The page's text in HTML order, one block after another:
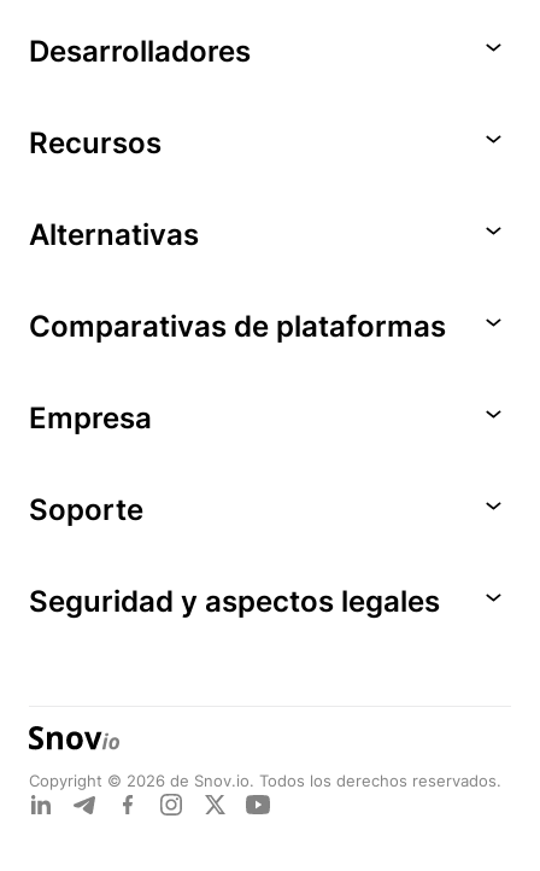
Desarrolladores
Recursos
Alternativas
Comparativas de plataformas
Empresa
Soporte
Seguridad y aspectos legales
Copyright © 2026 de Snov.io. Todos los derechos reservados.